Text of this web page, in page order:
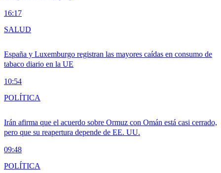
16:17
España y Luxemburgo registran las mayores caídas en consumo de
tabaco diario en la UE
10:54
SALUD
Irán afirma que el acuerdo sobre Ormuz con Omán está casi cerrado,
pero que su reapertura depende de EE. UU.
09:48
POLÍTICA
POLÍTICA